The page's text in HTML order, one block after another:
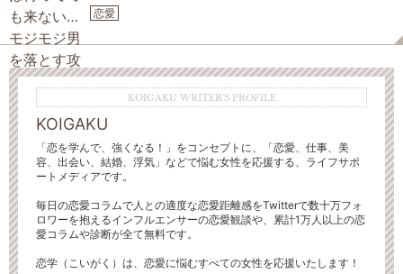
恋愛
KOIGAKU WRITER'S PROFILE
KOIGAKU
「恋を学んで、強くなる！」をコンセプトに、「恋愛、仕事、美
容、出会い、結婚、浮気」などで悩む女性を応援する、ライフサポ
ートメディアです。
毎日の恋愛コラムで人との適度な恋愛距離感をTwitterで数十万フォ
ロワーを抱えるインフルエンサーの恋愛観談や、累計1万人以上の恋
愛コラムや診断が全て無料です。
恋学（こいがく）は、恋愛に悩むすべての女性を応援いたします！